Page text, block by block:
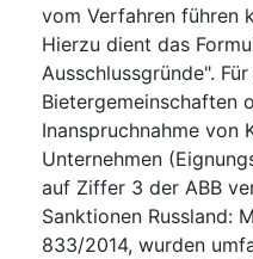
vom Verfahren führen
Hierzu dient das
Ausschlussgründe".
Bietergemeinschaften
Inanspruchnahme von
Unternehmen
auf Ziffer 3 der ABB
Sanktionen Russland:
833/2014, wurden